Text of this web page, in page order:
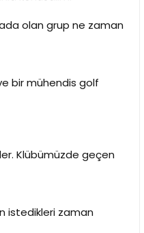
olan grup ne zaman
bir mühendis golf
Klübümüzde geçen
istedikleri zaman